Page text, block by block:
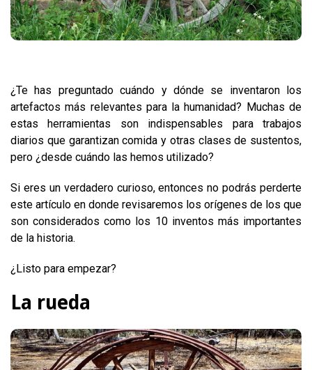
¿Te has preguntado cuándo y dónde se inventaron los
artefactos más relevantes para la humanidad? Muchas de
estas herramientas son indispensables para trabajos
diarios que garantizan comida y otras clases de sustentos,
pero ¿desde cuándo las hemos utilizado?
Si eres un verdadero curioso, entonces no podrás perderte
este artículo en donde revisaremos los orígenes de los que
son considerados como los 10 inventos más importantes
de la historia.
¿Listo para empezar?
La rueda